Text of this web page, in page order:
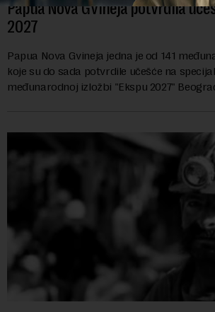
Papua Nova Gvineja potvrdila
2027
Papua Nova Gvineja jedna je od 141
koje su do sada potvrdile učešće na
međunarodnoj izložbi "Ekspu 2027"